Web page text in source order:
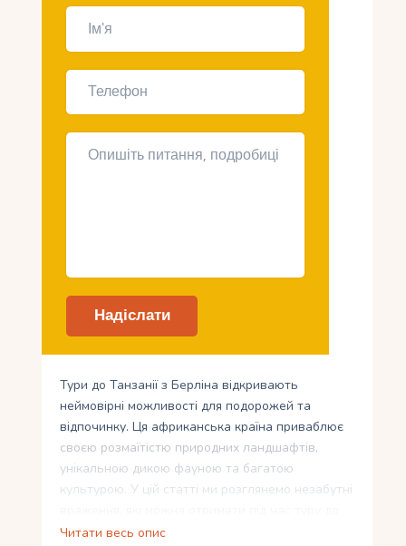
Тури до Танзанії з Берліна відкривають
неймовірні можливості для подорожей та
відпочинку. Ця африканська країна приваблює
своєю розмаїтістю природних ландшафтів,
унікальною дикою фауною та багатою
культурою. У цій статті ми розглянемо незабутні
Танзанії, основні туристичні місця, які варто
Читати весь опис